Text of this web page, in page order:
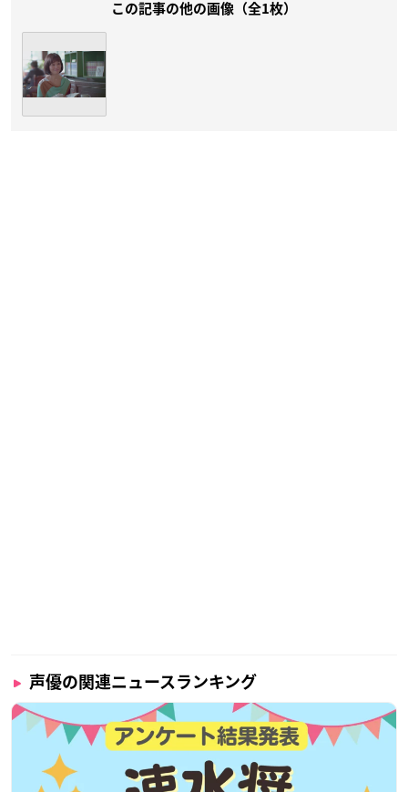
この記事の他の画像（全1枚）
声優の関連ニュースランキング